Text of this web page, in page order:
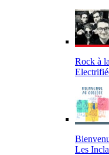
Rock à
Les